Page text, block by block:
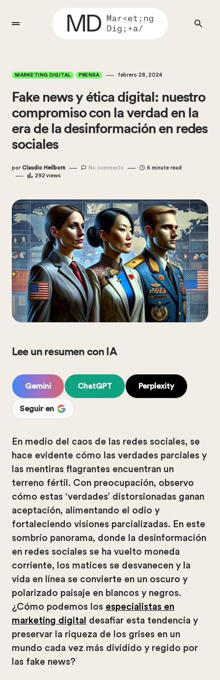
MARKETING DIGITAL PRENSA febrero 28, 2024
Fake news y ética digital: nuestro
compromiso con la verdad en la
era de la desinformación en redes
sociales
por Claudio Heilborn No comments
6 minute read
292 views
Lee un resumen con IA
Gemini ChatGPT Perplexity
Seguir en
En medio del caos de las redes sociales, se
hace evidente cómo las verdades parciales y
las mentiras flagrantes encuentran un
terreno fértil. Con preocupación, observo
cómo estas ‘verdades’ distorsionadas ganan
aceptación, alimentando el odio y
fortaleciendo visiones parcializadas. En este
sombrío panorama, donde la desinformación
en redes sociales se ha vuelto moneda
corriente, los matices se desvanecen y la
vida en línea se convierte en un oscuro y
polarizado paisaje en blancos y negros.
¿Cómo podemos los especialistas en
marketing digital desafiar esta tendencia y
preservar la riqueza de los grises en un
mundo cada vez más dividido y regido por
las fake news?